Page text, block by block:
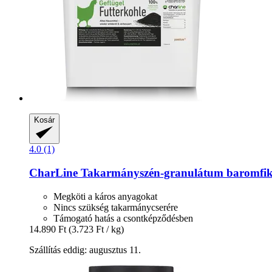
Kosár
4.0 (1)
CharLine Takarmányszén-​granulátum
Megköti a káros anyagokat
Nincs szükség takarmánycserére
Támogató hatás a csontképződésben
14.890 Ft (3.723 Ft / kg)
Szállítás eddig: augusztus 11.